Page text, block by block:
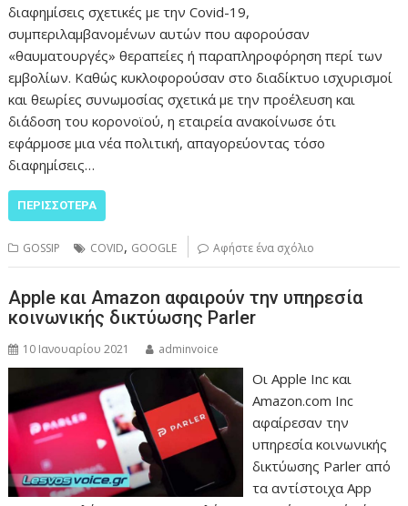
διαφημίσεις σχετικές με την Covid-19,
συμπεριλαμβανομένων αυτών που αφορούσαν
«θαυματουργές» θεραπείες ή παραπληροφόρηση περί των
εμβολίων. Καθώς κυκλοφορούσαν στο διαδίκτυο ισχυρισμοί
και θεωρίες συνωμοσίας σχετικά με την προέλευση και
διάδοση του κορονοϊού, η εταιρεία ανακοίνωσε ότι
εφάρμοσε μια νέα πολιτική, απαγορεύοντας τόσο
διαφημίσεις…
ΠΕΡΙΣΣΌΤΕΡΑ
GOSSIP COVID, GOOGLE Αφήστε ένα σχόλιο
Apple και Amazon αφαιρούν την υπηρεσία
κοινωνικής δικτύωσης Parler
10 Ιανουαρίου 2021 adminvoice
Οι Apple Inc και
Amazon.com Inc
αφαίρεσαν την
υπηρεσία κοινωνικής
δικτύωσης Parler από
τα αντίστοιχα App